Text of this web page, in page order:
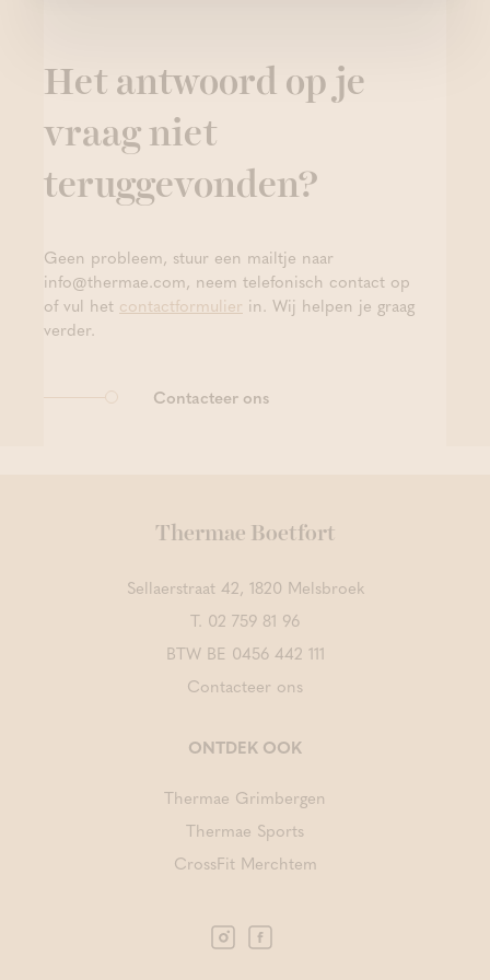
Het antwoord op je
vraag niet
teruggevonden?
Geen probleem, stuur een mailtje naar
info@thermae.com, neem telefonisch contact op
of vul het contactformulier in. Wij helpen je graag
verder.
Contacteer ons
Thermae Boetfort
Sellaerstraat 42, 1820 Melsbroek
T. 02 759 81 96
BTW BE 0456 442 111
Contacteer ons
ONTDEK OOK
Thermae Grimbergen
Thermae Sports
CrossFit Merchtem